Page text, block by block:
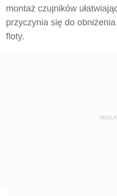
montaż czujników
przyczynia się do
floty.